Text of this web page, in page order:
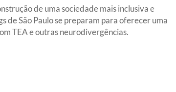
de uma sociedade mais inclusiva e
de São Paulo se preparam para oferecer uma
TEA e outras neurodivergências.